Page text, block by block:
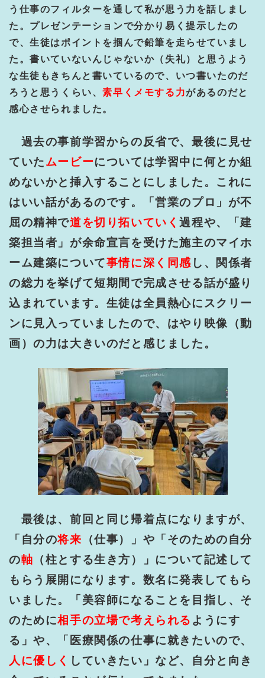
う仕事のフィルターを通して私が思う力を話しまし
た。プレゼンテーションで分かり易く提示したの
で、生徒はポイントを掴んで鉛筆を走らせていまし
た。書いていないんじゃないか（失礼）と思うよう
な生徒もきちんと書いているので、いつ書いたのだ
ろうと思うくらい、素早くメモする力があるのだと
感心させられました。
過去の事前学習からの反省で、最後に見せ
ていたムービーについては学習中に何とか組
めないかと挿入することにしました。これに
はいい話があるのです。「営業のプロ」が不
屈の精神で道を切り拓いていく過程や、「建
築担当者」が余命宣言を受けた施主のマイホ
ーム建築について事情に深く同感 し、関係者
の総力を挙げて短期間で完成させる話が盛り
込まれています。生徒は全員熱心にスクリー
ンに見入っていましたので、はやり映像（動
画）の力は大きいのだと感じました。
最後は、前回と同じ帰着点になりますが、
「自分の将来 （仕事）」や「そのための自分
の軸 （柱とする生き方）」について記述して
もらう展開になります。数名に発表してもら
いました。「美容師になることを目指し、そ
のために相手の立場で考えられる ようにす
る」や、「医療関係の仕事に就きたいので、
人に優しく していきたい」など、自分と向き